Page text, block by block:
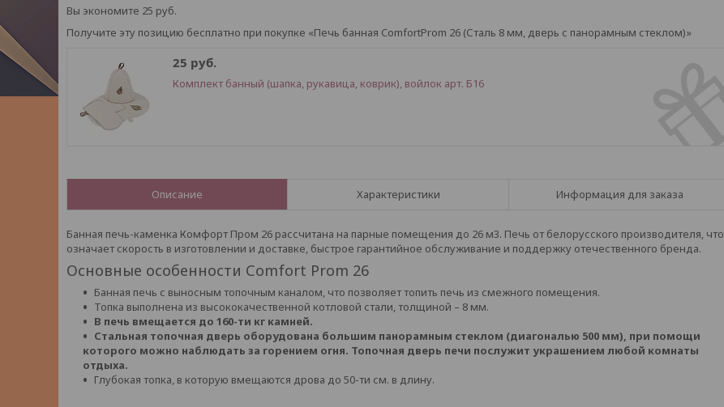
Вы экономите 25 руб.
Получите эту позицию бесплатно при покупке «Печь банная ComfortProm 26 (Сталь 8 мм, дверь с панорамным стеклом)»
25 руб.
Комплект банный (шапка, рукавица, коврик), войлок арт. Б16
Описание Характеристики Информация для заказа
Банная печь-каменка Комфорт Пром 26 рассчитана на парные помещения до 26 м3. Печь от белорусского производителя, что
означает скорость в изготовлении и доставке, быстрое гарантийное обслуживание и поддержку отечественного бренда.
Основные особенности Comfort Prom 26
Банная печь с выносным топочным каналом, что позволяет топить печь из смежного помещения.
Топка выполнена из высококачественной котловой стали, толщиной – 8 мм.
В печь вмещается до 160-ти кг камней.
Стальная топочная дверь оборудована большим панорамным стеклом (диагональю 500 мм), при помощи
которого можно наблюдать за горением огня. Топочная дверь печи послужит украшением любой комнаты
отдыха.
Глубокая топка, в которую вмещаются дрова до 50-ти см. в длину.